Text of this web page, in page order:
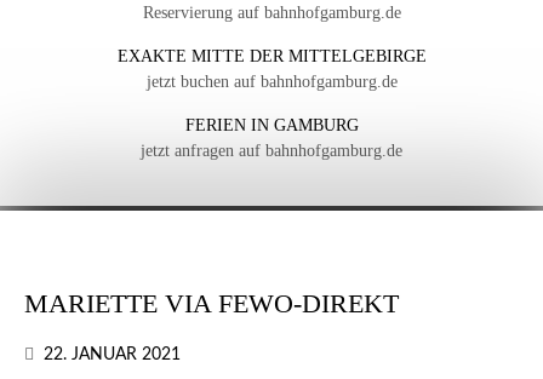
Reservierung auf bahnhofgamburg.de
EXAKTE MITTE DER MITTELGEBIRGE
jetzt buchen auf bahnhofgamburg.de
FERIEN IN GAMBURG
jetzt anfragen auf bahnhofgamburg.de
MARIETTE VIA FEWO-DIREKT
22. JANUAR 2021